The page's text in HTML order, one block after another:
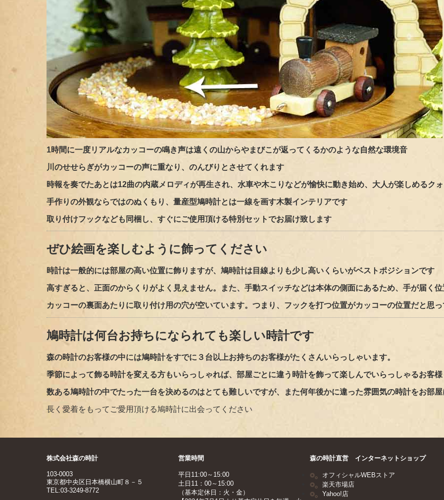
1時間に一度リアルなカッコーの鳴き声は遠くの山からやまびこが返ってくるかのような自然な環境音
川のせせらぎがカッコーの声に重なり、のんびりとさせてくれます
時報を奏でたあとは12曲の内蔵メロディが再生され、水車や木こりなどが愉快に動き始め、 大人が楽しめるク
手作りの外観ならではのぬくもり、量産型鳩時計とは一線を画す木製インテリアです
取り付けフックなども同梱し、すぐにご使用頂ける特別セットでお届け致します
ぜひ絵画を楽しむように飾ってください
時計は一般的には部屋の高い位置に飾りますが、鳩時計は目線よりも少し高いくらいがベストポジションです
高すぎると、正面のからくりがよく見えません。また、手動スイッチなどは本体の側面にあるため、手が届く
カッコーの裏面あたりに取り付け用の穴が空いています。つまり、フックを打つ位置がカッコーの位置だと思
鳩時計は何台お持ちになられても楽しい時計です
森の時計のお客様の中には鳩時計をすでに３台以上お持ちのお客様がたくさんいらっしゃいます。
季節によって飾る時計を変える方もいらっしゃれば、部屋ごとに違う時計を飾って楽しんでいらっしゃるお客
数ある鳩時計の中でたった一台を決めるのはとても難しいですが、また何年後かに違った雰囲気の時計をお部
長く愛着をもってご愛用頂ける鳩時計に出会ってください
株式会社森の時計
103-0003
東京都中央区日本橋横山町８－５
TEL:03-3249-8772
営業時間
平日11:00～15:00
土日11：00～15:00
（基本定休日：火・金）
森の時計直営 インターネットショップ
オフィシャルWEBストア
楽天市場店
Yahoo!店